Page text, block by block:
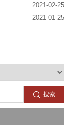
2021-02-25
2021-01-25
 搜索